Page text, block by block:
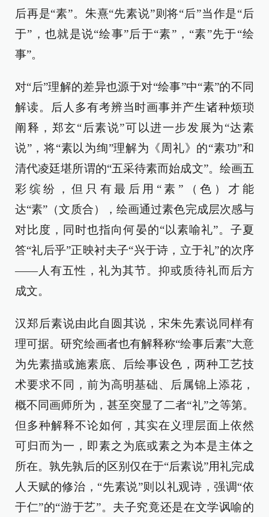
后再是“素”。朱熹“先素说”则将“后”当作是“后
于”，也就是说“绘事”后于“素”，“素”先于“绘
事”。
对“后”理解的差异也源于对“绘事”中“素”的不同
解读。后人多有考辨当时画事并产生诸种烦琐
阐释，郑玄“后素说”可以进一步发展为“达素
说”，将“素以为绚”理解为《周礼》的“素功”和
清代凌廷堪所谓的“五采待素而始成文”。绘画五
彩缤纷，但只有最后用“素”（色）才能
达“素”（文质合），绘画通过素色完成层次感与
对比度，同时也指向何晏的“以素喻礼”。子夏
答“礼后乎”正映衬夫子“兴于诗，立于礼”的次序
——人有五性，礼为其节。抑或质待礼而后方
成文。
汉郑后素说由此自圆其说，宋朱先素说同样有
理可据。研究绘画者也有解释称“绘事后素”大意
为先素描或施素底、后绘事设色，两种工艺技
术要求不同，前为高明基础、后属锦上添花，
概不同画师所为，甚至突显了二者“礼”之等第。
但多种解释不论如何，其实在义理层面上依然
可归而为一，即素之为底或素之为本是主体之
所在。孰先孰后的区别仅在于“后素说”用礼完成
人天赋的修治，“先素说”则以礼观诗，强调“依
于仁”的“游于艺”。夫子究竟还是在文学讽喻的